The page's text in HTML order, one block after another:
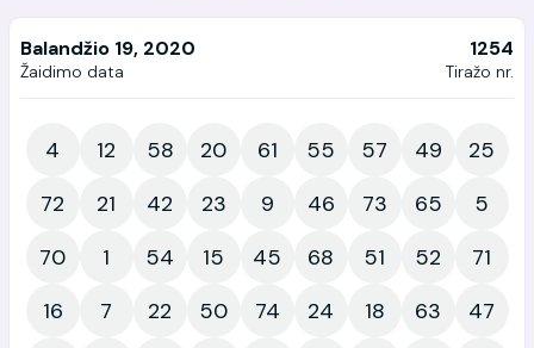
Balandžio 19, 2020
Žaidimo data
1254
Tiražo nr.
4 12 58 20 61 55 57 49
25
72
21 42 23 9 46 73 65
5
70
1 54 15 45 68 51 52
71
16
7 22 50 74 24 18 63
47